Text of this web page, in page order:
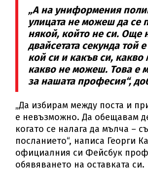
„А на униформения
улицата не можеш да се
някой, който не си. Още
двайсетата секунда той
кой си и какъв си,
какво не можеш. Това е
за нашата професия“,
„Да избирам между поста и
е невъзможно. Да обещавам
когато се налага да мълча –
посланието“, написа Георги
официалния си Фейсбук
обявяването на оставката си.